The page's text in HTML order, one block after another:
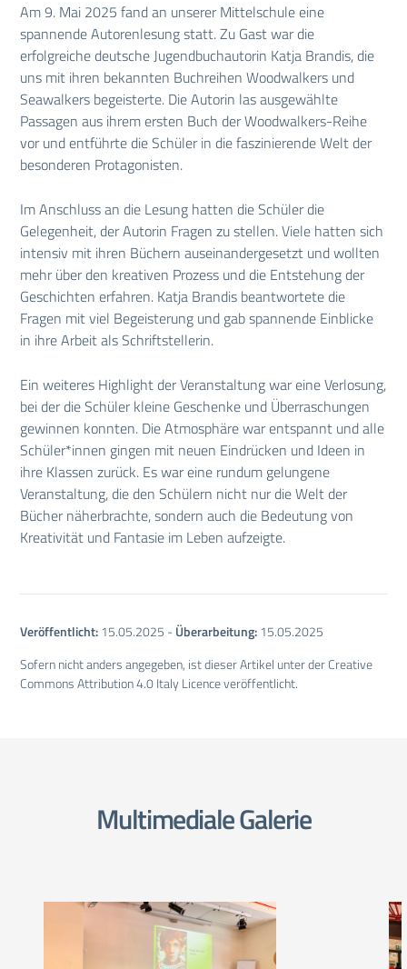
Am 9. Mai 2025 fand an unserer Mittelschule eine
spannende Autorenlesung statt. Zu Gast war die
erfolgreiche deutsche Jugendbuchautorin Katja Brandis, die
uns mit ihren bekannten Buchreihen Woodwalkers und
Seawalkers begeisterte. Die Autorin las ausgewählte
Passagen aus ihrem ersten Buch der Woodwalkers-Reihe
vor und entführte die Schüler in die faszinierende Welt der
besonderen Protagonisten.
Im Anschluss an die Lesung hatten die Schüler die
Gelegenheit, der Autorin Fragen zu stellen. Viele hatten sich
intensiv mit ihren Büchern auseinandergesetzt und wollten
mehr über den kreativen Prozess und die Entstehung der
Geschichten erfahren. Katja Brandis beantwortete die
Fragen mit viel Begeisterung und gab spannende Einblicke
in ihre Arbeit als Schriftstellerin.
Ein weiteres Highlight der Veranstaltung war eine Verlosung,
bei der die Schüler kleine Geschenke und Überraschungen
gewinnen konnten. Die Atmosphäre war entspannt und alle
Schüler*innen gingen mit neuen Eindrücken und Ideen in
ihre Klassen zurück. Es war eine rundum gelungene
Veranstaltung, die den Schülern nicht nur die Welt der
Bücher näherbrachte, sondern auch die Bedeutung von
Kreativität und Fantasie im Leben aufzeigte.
Veröffentlicht:15.05.2025 -Überarbeitung:15.05.2025
Sofern nicht anders angegeben, ist dieser Artikel unter der Creative
Commons Attribution 4.0 Italy Licence veröffentlicht.
Multimediale Galerie